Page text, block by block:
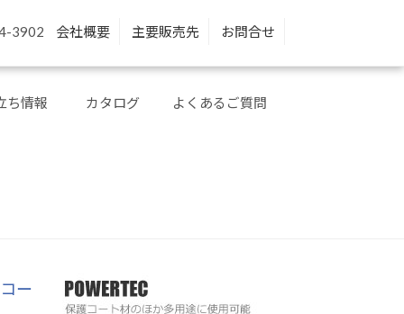
3902 会社概要 主要販売先 お問合せ
ち情報 カタログ よくあるご質問
ー